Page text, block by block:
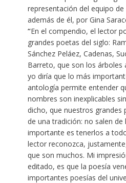
representación del equipo
además de él, por Gina
“En el compendio, el lector
grandes poetas del siglo:
Sánchez Peláez, Cadenas,
Barreto, que son los árboles
yo diría que lo más
antología permite entender
nombres son inexplicables
dicho, que nuestros
de una tradición: no salen de
importante es tenerlos a
lector reconozca,
que son muchos. Mi
editado, es que la poesía
importantes poesías del